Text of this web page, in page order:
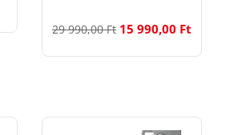
29 990,00 Ft 15 990,00 Ft